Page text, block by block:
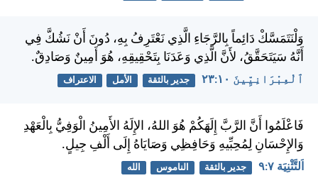
وَلْنَتَمَسَّكْ دَائِماً بِالرَّجَاءِ الَّذِي نَعْتَرِفُ بِهِ، دُونَ أَنْ نَشُكَّ فِي
أَنَّهُ سَيَتَحَقَّقُ، لأَنَّ الَّذِي وَعَدَنَا بِتَحْقِيقِهِ، هُوَ أَمِينٌ وَصَادِقٌ.
ٱلْعِبْرَانِيِّينَ ١٠:‏٢٣ جدير بالثقة الأمل الاعتراف
فَاعْلَمُوا أَنَّ الرَّبَّ إِلَهَكُمْ هُوَ اللهُ، الإِلَهُ الأَمِينُ الْوَفِيُّ بِالْعَهْدِ
وَالإِحْسَانِ لِمُحِبِّيهِ وَحَافِظِي وَصَايَاهُ إِلَى أَلْفِ جِيلٍ.
اَلتَّثْنِيَة ٧:‏٩ جدير بالثقة الناموس الله